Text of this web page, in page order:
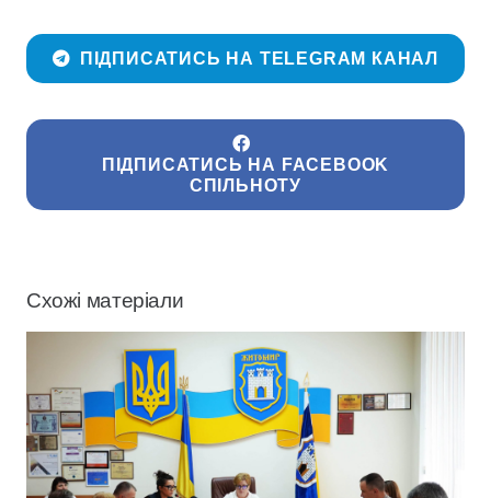
ПІДПИСАТИСЬ НА TELEGRAM КАНАЛ
ПІДПИСАТИСЬ НА FACEBOOK
СПІЛЬНОТУ
Схожі матеріали